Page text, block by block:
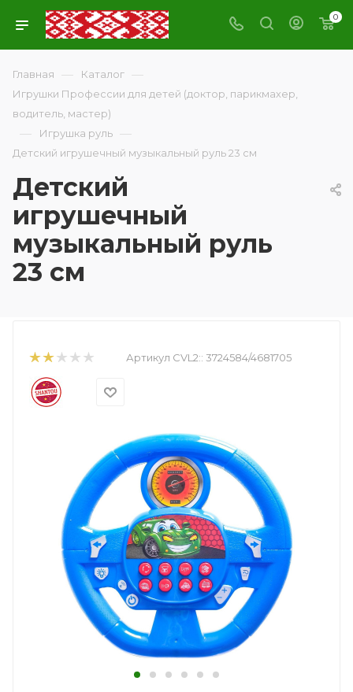
0
Главная — Каталог —
Игрушки Профессии для детей (доктор, парикмахер,
водитель, мастер)
— Игрушка руль —
Детский игрушечный музыкальный руль 23 см
Детский
игрушечный
музыкальный руль
23 см
Артикул CVL2:: 3724584/4681705